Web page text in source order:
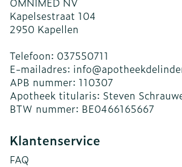
Kapelsestraat 104
2950 Kapellen
Telefoon: 037550711
E-mailadres: info@
APB nummer: 110307
Apotheek titularis: Steven
BTW nummer: BE0466165667
Klantenservice
FAQ